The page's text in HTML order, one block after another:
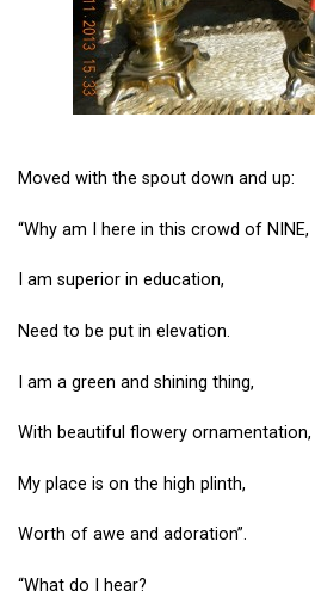
Moved with the spout down and up:
“Why am I here in this crowd of NINE,
I am superior in education,
Need to be put in elevation.
I am a green and shining thing,
With beautiful flowery ornamentation,
My place is on the high plinth,
Worth of awe and adoration”.
“What do I hear?